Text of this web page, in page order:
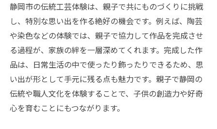
静岡市の伝統工芸体験は、親子で共にものづくりに挑戦
し、特別な思い出を作る絶好の機会です。例えば、陶芸
や染色などの体験では、親子で協力して作品を完成させ
る過程が、家族の絆を一層深めてくれます。完成した作
品は、日常生活の中で使ったり飾ったりできるため、思
い出が形として手元に残る点も魅力です。親子で静岡の
伝統や職人文化を体験することで、子供の創造力や好奇
心を育むことにもつながります。